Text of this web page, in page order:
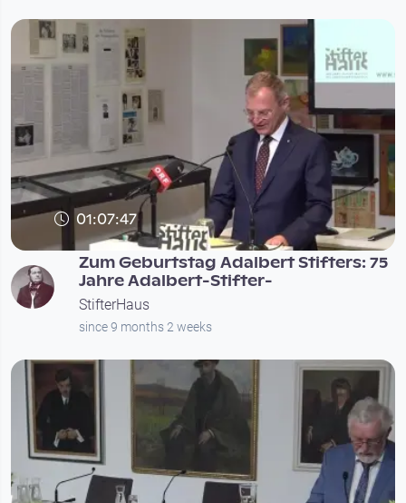
01:07:47
Zum Geburtstag Adalbert Stifters: 75
Jahre Adalbert-Stifter-
StifterHaus
since 9 months 2 weeks